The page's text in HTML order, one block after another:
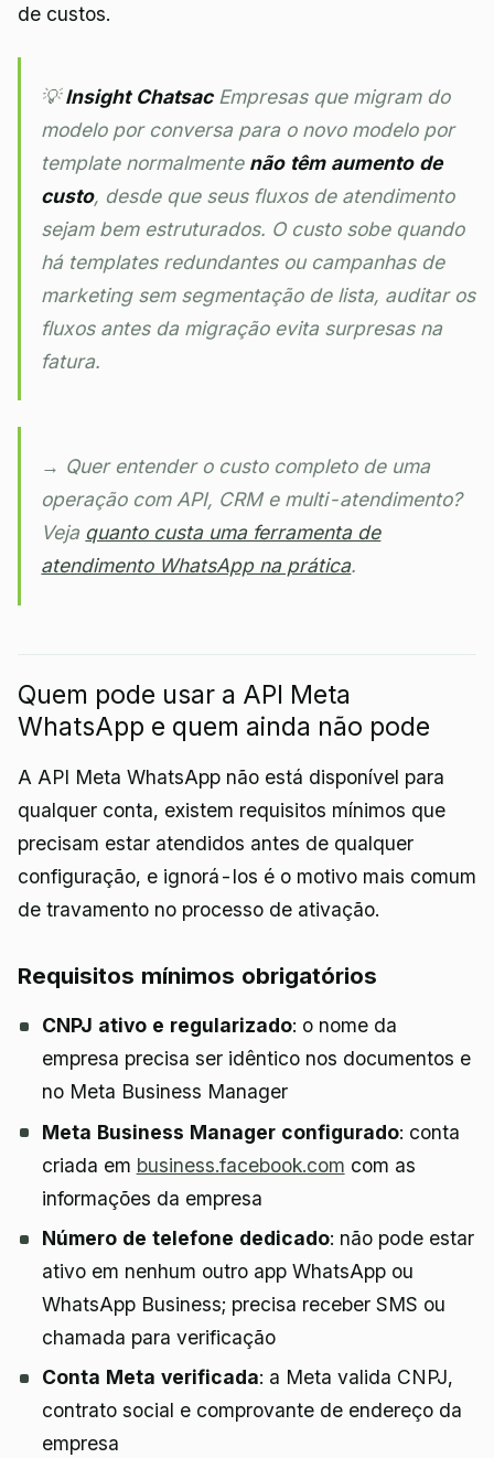
de custos.
💡Insight ChatsacEmpresas que migram do
modelo por conversa para o novo modelo por
template normalmente não têm aumento de
custo, desde que seus fluxos de atendimento
sejam bem estruturados. O custo sobe quando
há templates redundantes ou campanhas de
marketing sem segmentação de lista, auditar os
fluxos antes da migração evita surpresas na
fatura.
→ Quer entender o custo completo de uma
operação com API, CRM e multi-atendimento?
Veja quanto custa uma ferramenta de
atendimento WhatsApp na prática.
Quem pode usar a API Meta
WhatsApp e quem ainda não pode
A API Meta WhatsApp não está disponível para
qualquer conta, existem requisitos mínimos que
precisam estar atendidos antes de qualquer
configuração, e ignorá-los é o motivo mais comum
de travamento no processo de ativação.
Requisitos mínimos obrigatórios
CNPJ ativo e regularizado: o nome da
empresa precisa ser idêntico nos documentos e
no Meta Business Manager
Meta Business Manager configurado: conta
criada em business.facebook.com com as
informações da empresa
Número de telefone dedicado: não pode estar
ativo em nenhum outro app WhatsApp ou
WhatsApp Business; precisa receber SMS ou
chamada para verificação
Conta Meta verificada: a Meta valida CNPJ,
contrato social e comprovante de endereço da
empresa